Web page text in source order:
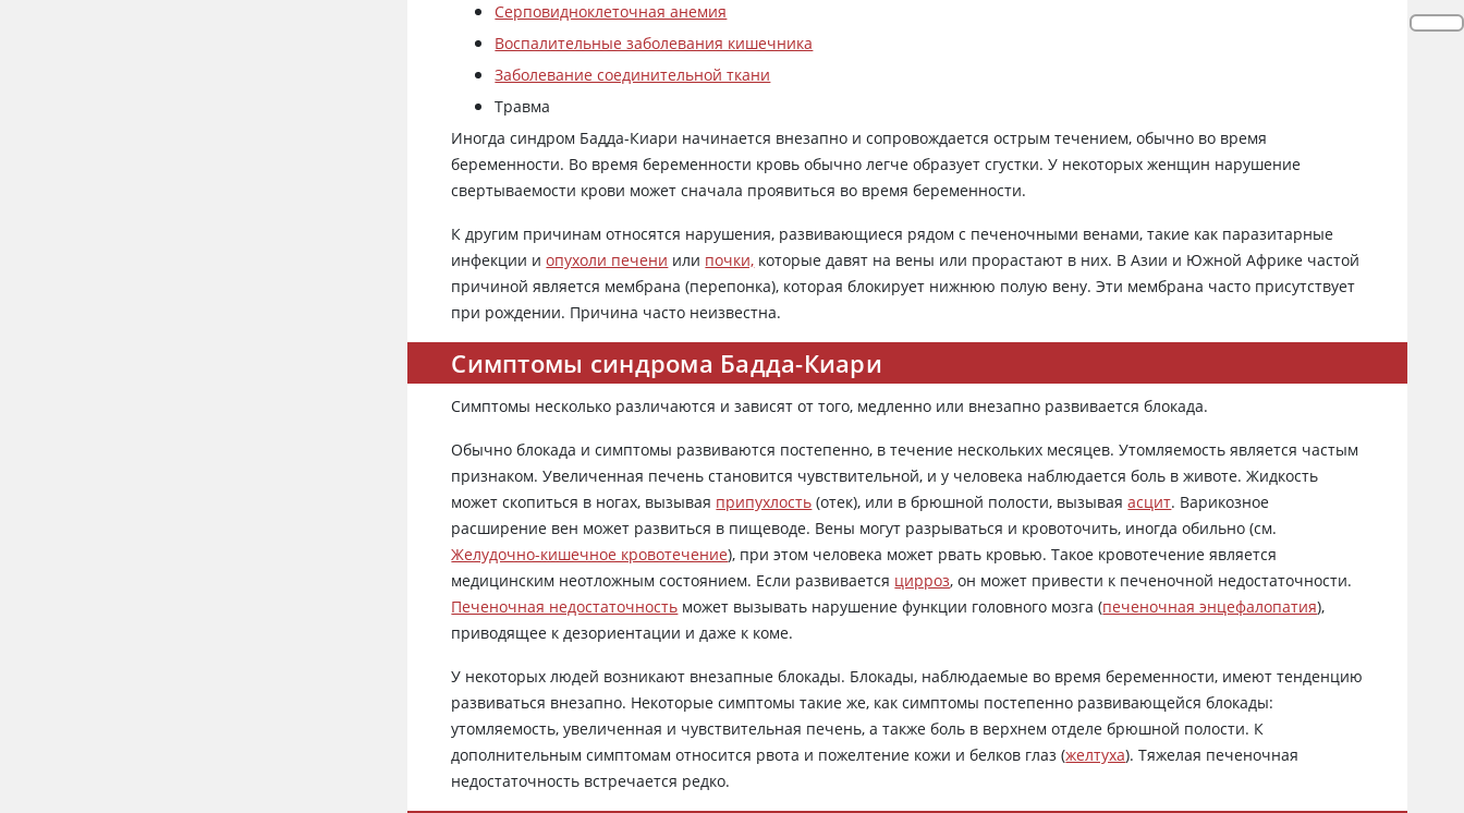
Серповидноклеточная анемия
Воспалительные заболевания кишечника
Заболевание соединительной ткани
Травма
Иногда синдром Бадда-Киари начинается внезапно и сопровождается острым течением, обычно во время
беременности. Во время беременности кровь обычно легче образует сгустки. У некоторых женщин нарушение
свертываемости крови может сначала проявиться во время беременности.
К другим причинам относятся нарушения, развивающиеся рядом с печеночными венами, такие как паразитарные
инфекции иопухоли печени или почки, которые давят на вены или прорастают в них. В Азии и Южной Африке частой
причиной является мембрана (перепонка), которая блокирует нижнюю полую вену. Эти мембрана часто присутствует
при рождении. Причина часто неизвестна.
Симптомы синдрома Бадда-Киари
Симптомы несколько различаются и зависят от того, медленно или внезапно развивается блокада.
Обычно блокада и симптомы развиваются постепенно, в течение нескольких месяцев. Утомляемость является частым
признаком. Увеличенная печень становится чувствительной, и у человека наблюдается боль в животе. Жидкость
может скопиться в ногах, вызывая припухлость (отек), или в брюшной полости, вызываяасцит. Варикозное
расширение вен может развиться в пищеводе. Вены могут разрываться и кровоточить, иногда обильно (см.
Желудочно-кишечное кровотечение), при этом человека может рвать кровью. Такое кровотечение является
медицинским неотложным состоянием. Если развивается цирроз, он может привести к печеночной недостаточности.
Печеночная недостаточность может вызывать нарушение функции головного мозга (печеночная энцефалопатия),
приводящее к дезориентации и даже к коме.
У некоторых людей возникают внезапные блокады. Блокады, наблюдаемые во время беременности, имеют тенденцию
развиваться внезапно. Некоторые симптомы такие же, как симптомы постепенно развивающейся блокады:
утомляемость, увеличенная и чувствительная печень, а также боль в верхнем отделе брюшной полости. К
дополнительным симптомам относится рвота и пожелтение кожи и белков глаз (желтуха). Тяжелая печеночная
недостаточность встречается редко.